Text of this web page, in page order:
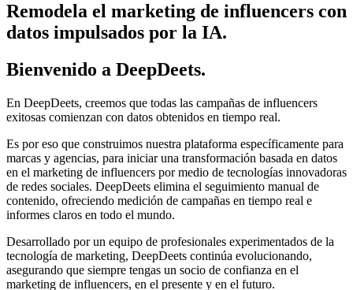
Remodela el marketing de influencers con
datos impulsados por la IA.
Bienvenido a DeepDeets.
En DeepDeets, creemos que todas las campañas de influencers
exitosas comienzan con datos obtenidos en tiempo real.
Es por eso que construimos nuestra plataforma específicamente para
marcas y agencias, para iniciar una transformación basada en datos
en el marketing de influencers por medio de tecnologías innovadoras
de redes sociales. DeepDeets elimina el seguimiento manual de
contenido, ofreciendo medición de campañas en tiempo real e
informes claros en todo el mundo.
Desarrollado por un equipo de profesionales experimentados de la
tecnología de marketing, DeepDeets continúa evolucionando,
asegurando que siempre tengas un socio de confianza en el
marketing de influencers, en el presente y en el futuro.